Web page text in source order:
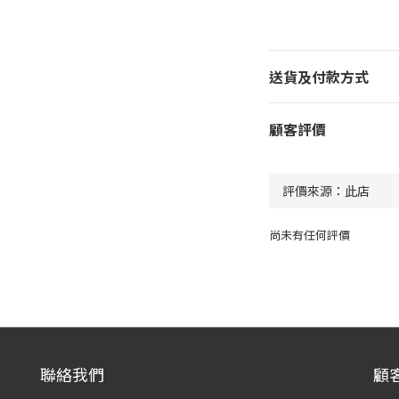
送貨及付款方式
顧客評價
尚未有任何評價
聯絡我們 顧